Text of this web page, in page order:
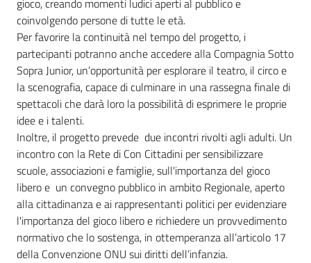
gioco, creando momenti ludici aperti al pubblico e
coinvolgendo persone di tutte le età.
Per favorire la continuità nel tempo del progetto, i
partecipanti potranno anche accedere alla Compagnia Sotto
Sopra Junior, un’opportunità per esplorare il teatro, il circo e
la scenografia, capace di culminare in una rassegna finale di
spettacoli che darà loro la possibilità di esprimere le proprie
idee e i talenti.
Inoltre, il progetto prevede due incontri rivolti agli adulti. Un
incontro con la Rete di Con Cittadini per sensibilizzare
scuole, associazioni e famiglie, sull'importanza del gioco
libero e un convegno pubblico in ambito Regionale, aperto
alla cittadinanza e ai rappresentanti politici per evidenziare
l'importanza del gioco libero e richiedere un provvedimento
normativo che lo sostenga, in ottemperanza all’articolo 17
della Convenzione ONU sui diritti dell’infanzia.